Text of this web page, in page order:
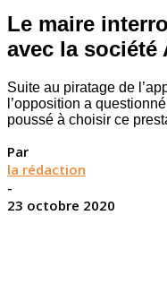
Le maire
avec la société
Suite au piratage de
l’opposition a
poussé à choisir ce
Par
la rédaction
-
23 octobre 2020